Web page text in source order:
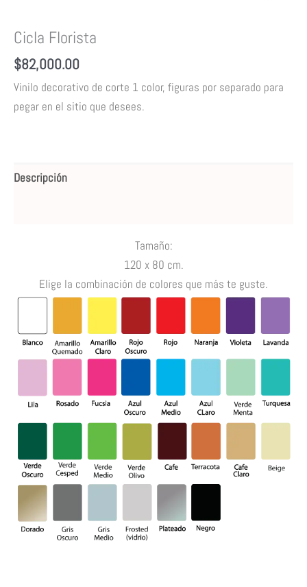
Cicla Florista
$82,000.00
Vinilo decorativo de corte 1 color, figuras por separado para
pegar en el sitio que desees.
Descripción
Tamaño:
120 x 80 cm.
Elige la combinación de colores que más te guste.